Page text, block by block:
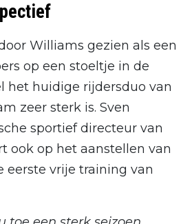
Williams gezien als een
op een stoeltje in de
het huidige rijdersduo van
zeer sterk is. Sven
sportief directeur van
ook op het aanstellen van
eerste vrije training van